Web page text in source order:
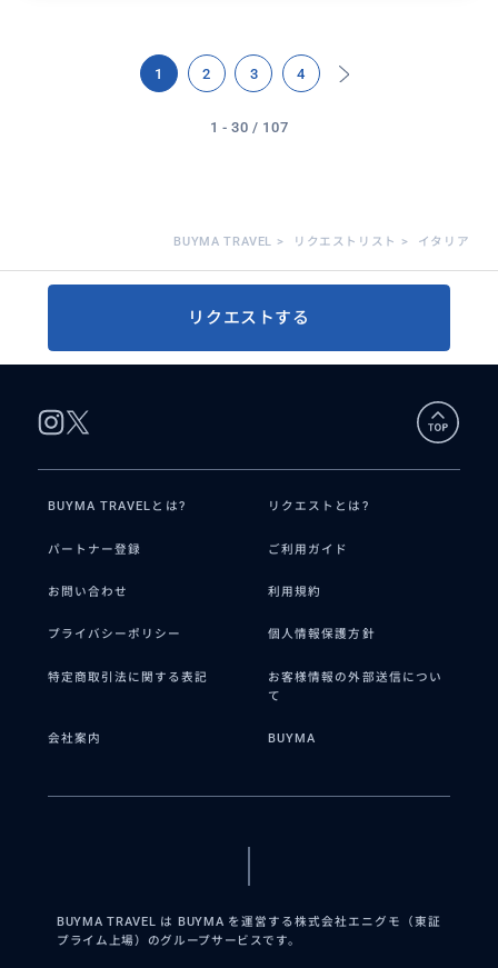
1 2 3 4
1 - 30 / 107
BUYMA TRAVEL > リクエストリスト > イタリア
リクエストする
BUYMA TRAVELとは? リクエストとは?
パートナー登録 ご利用ガイド
お問い合わせ 利用規約
プライバシーポリシー 個人情報保護方針
特定商取引法に関する表記
お客様情報の外部送信につい
て
会社案内 BUYMA
BUYMA TRAVEL は BUYMA を運営する株式会社エニグモ（東証
プライム上場）のグループサービスです。